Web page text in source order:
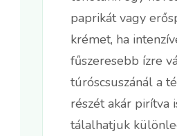
paprikát vagy
krémet, ha
fűszeresebb ízre
túróscsuszánál a
részét akár pirítva
tálalhatjuk